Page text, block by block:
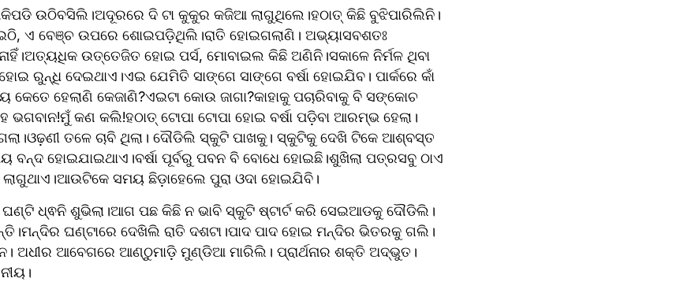
ଉଠିବସିଲି।ଅଦୂରରେ ଦି ଟା କୁକୁର କଜିଆ ଲାଗୁଥିଲେ।ହଠାତ୍ କିଛି ବୁଝିପାରିଲିନି।
ଏ ବେଞ୍ଚ ଉପରେ ଶୋଇପଡ଼ିଥିଲି।ରାତି ହୋଇଗଲାଣି। ଅଭ୍ୟାସବଶତଃ
ଉତ୍ତେଜିତ ହୋଇ ପର୍ସ, ମୋବାଇଲ କିଛି ଅଣିନି।ସକାଳେ ନିର୍ମଳ ଥିବା
ରୁନ୍ଧି ଦେଇଥାଏ।ଏଇ ଯେମିତି ସାଙ୍ଗେ ସାଙ୍ଗେ ବର୍ଷା ହୋଇଯିବ। ପାର୍କରେ କାଁ
କେତେ ହେଲାଣି କେଜାଣି?ଏଇଟା କୋଉ ଜାଗା?କାହାକୁ ପଚାରିବାକୁ ବି ସଙ୍କୋଚ
ଭଗବାନ!ମୁଁ କଣ କଲି!ହଠାତ୍ ଟୋପା ଟୋପା ହୋଇ ବର୍ଷା ପଡ଼ିବା ଆରମ୍ଭ ହେଲା।
ତଳେ ଚାବି ଥିଲା। ଦୌଡିଲି ସ୍କୁଟି ପାଖକୁ। ସ୍କୁଟିକୁ ଦେଖି ଟିକେ ଆଶ୍ବସ୍ତ
ବନ୍ଦ ହୋଇଯାଇଥାଏ।ବର୍ଷା ପୂର୍ବରୁ ପବନ ବି ବୋଧେ ହୋଇଛି।ଶୁଖିଲା ପତ୍ରସବୁ ଠାଏ
ସମୟ ଛିଡ଼ାହେଲେ ପୁରା ଓଦା ହୋଇଯିବି।
ଧ୍ଵନି ଶୁଭିଲା।ଆଗ ପଛ କିଛି ନ ଭାବି ସ୍କୁଟି ଷ୍ଟାର୍ଟ କରି ସେଇଆଡକୁ ଦୌଡିଲି।
ଘଣ୍ଟାରେ ଦେଖିଲି ରାତି ଦଶଟା।ପାଦ ପାଦ ହୋଇ ମନ୍ଦିର ଭିତରକୁ ଗଲି।
ଅଧୀର ଆବେଗରେ ଆଣ୍ଠୁମାଡ଼ି ମୁଣ୍ଡିଆ ମାରିଲି। ପ୍ରାର୍ଥନାର ଶକ୍ତି ଅଦ୍ଭୁତ।